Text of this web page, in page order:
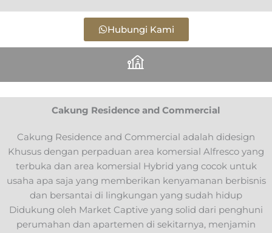
Hubungi Kami
Cakung Residence and Commercial
Cakung Residence and Commercial adalah didesign
Khusus dengan perpaduan area komersial Alfresco yang
terbuka dan area komersial Hybrid yang cocok untuk
usaha apa saja yang memberikan kenyamanan berbisnis
dan bersantai di lingkungan yang sudah hidup
Didukung oleh Market Captive yang solid dari penghuni
perumahan dan apartemen di sekitarnya, menjamin